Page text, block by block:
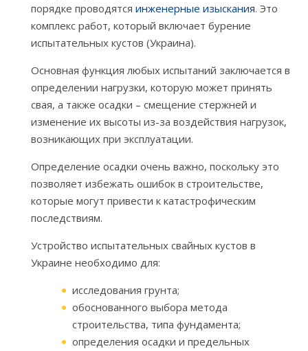
порядке проводятся инженерные изыскания. Это
комплекс работ, который включает бурение
испытательных кустов (Украина).
Основная функция любых испытаний заключается в
определении нагрузки, которую может принять
свая, а также осадки – смещение стержней и
изменение их высоты из-за воздействия нагрузок,
возникающих при эксплуатации.
Определение осадки очень важно, поскольку это
позволяет избежать ошибок в строительстве,
которые могут привести к катастрофическим
последствиям.
Устройство испытательных свайных кустов в
Украине необходимо для:
исследования грунта;
обоснованного выбора метода
строительства, типа фундамента;
определения осадки и предельных